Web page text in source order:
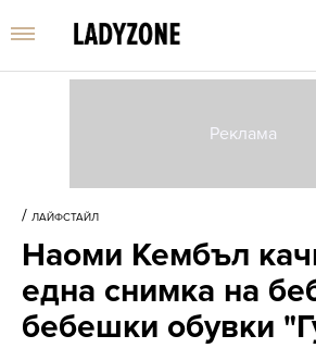
/ ЛАЙФСТАЙЛ
Наоми Кембъл
една снимка на
бебешки обувки